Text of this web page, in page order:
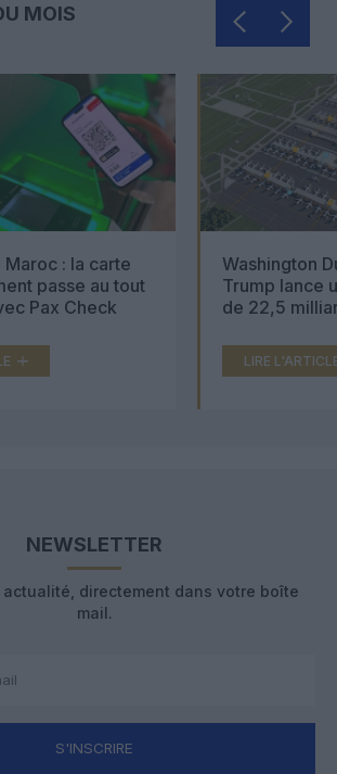
MOIS
: la carte
passe au tout
Pax Check
Washington
Trump lance
de 22,5
LIRE
NEWSLETTER
actualité, directement dans votre boîte
mail.
S'INSCRIRE